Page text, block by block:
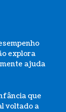
explora
ajuda
que
voltado a